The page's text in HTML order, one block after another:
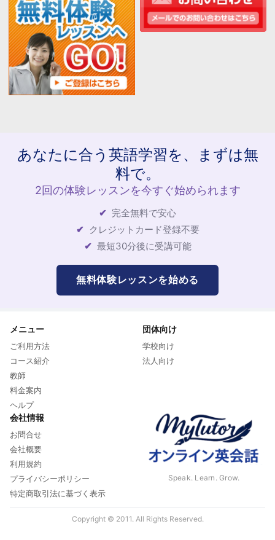
あなたに合う英語学習を、まずは無
料で。
2回の体験レッスンを今すぐ始められます
完全無料で安心
クレジットカード登録不要
最短30分後に受講可能
無料体験レッスンを始める
メニュー
ご利用方法
コース紹介
教師
料金案内
ヘルプ
団体向け
学校向け
法人向け
会社情報
お問合せ
会社概要
利用規約
プライバシーポリシー
特定商取引法に基づく表示
Speak. Learn. Grow.
Copyright © 2011. All Rights Reserved.